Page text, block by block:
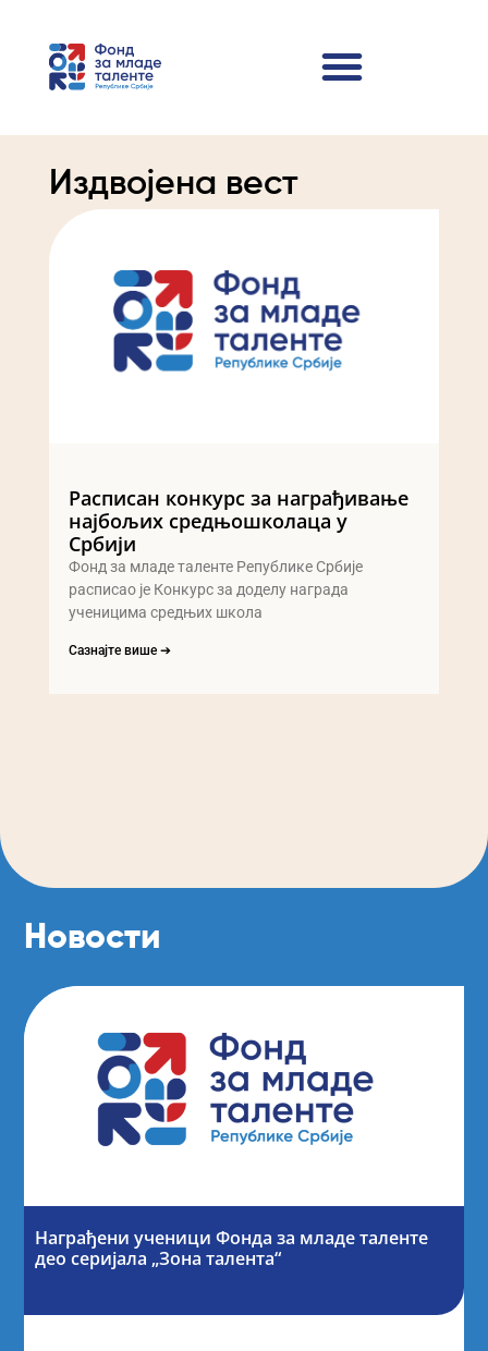
Издвојена вест
Расписан конкурс за награђивање
најбољих средњошколаца у
Србији
Фонд за младе таленте Републике Србије
расписао је Конкурс за доделу награда
ученицима средњих школа
Сазнајте више ➔
Новости
Награђени ученици Фонда за младе таленте
део серијала „Зона талента“